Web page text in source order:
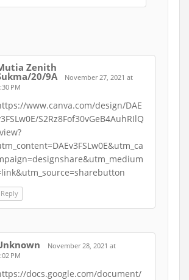
Zenith
20/9A
November 27, 2021 at
PM
www.canva.com/design/DAE
S2Rz8Fof30vGeB4AuhRIlQ
Reply
November 28, 2021 at
PM
docs.google.com/document/